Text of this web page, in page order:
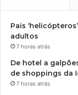
Pais
adultos
7 horas atrás
De hotel a
de shoppings da
7 horas atrás